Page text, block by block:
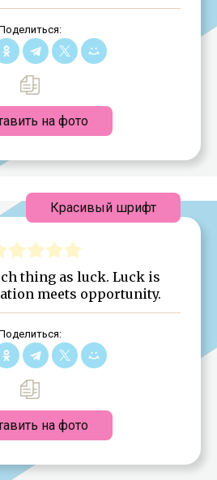
на фото
thing as luck. Luck is
meets opportunity.
на фото
Красивый шрифт